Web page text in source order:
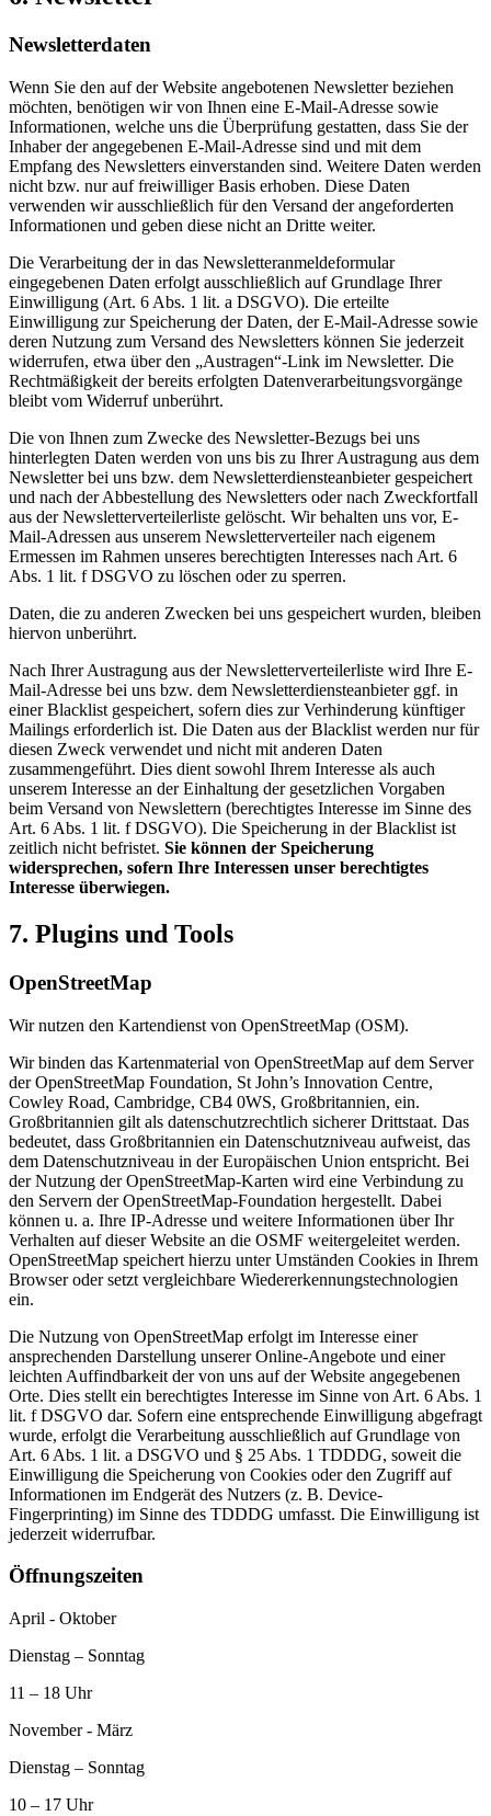
Newsletter­daten
Wenn Sie den auf der Website angebotenen Newsletter beziehen
möchten, benötigen wir von Ihnen eine E-Mail-Adresse sowie
Informationen, welche uns die Überprüfung gestatten, dass Sie der
Inhaber der angegebenen E-Mail-Adresse sind und mit dem
Empfang des Newsletters einverstanden sind. Weitere Daten werden
nicht bzw. nur auf freiwilliger Basis erhoben. Diese Daten
verwenden wir ausschließlich für den Versand der angeforderten
Informationen und geben diese nicht an Dritte weiter.
Die Verarbeitung der in das Newsletteranmeldeformular
eingegebenen Daten erfolgt ausschließlich auf Grundlage Ihrer
Einwilligung (Art. 6 Abs. 1 lit. a DSGVO). Die erteilte
Einwilligung zur Speicherung der Daten, der E-Mail-Adresse sowie
deren Nutzung zum Versand des Newsletters können Sie jederzeit
widerrufen, etwa über den „Austragen“-Link im Newsletter. Die
Rechtmäßigkeit der bereits erfolgten Datenverarbeitungsvorgänge
bleibt vom Widerruf unberührt.
Die von Ihnen zum Zwecke des Newsletter-Bezugs bei uns
hinterlegten Daten werden von uns bis zu Ihrer Austragung aus dem
Newsletter bei uns bzw. dem Newsletterdiensteanbieter gespeichert
und nach der Abbestellung des Newsletters oder nach Zweckfortfall
aus der Newsletterverteilerliste gelöscht. Wir behalten uns vor, E-
Mail-Adressen aus unserem Newsletterverteiler nach eigenem
Ermessen im Rahmen unseres berechtigten Interesses nach Art. 6
Abs. 1 lit. f DSGVO zu löschen oder zu sperren.
Daten, die zu anderen Zwecken bei uns gespeichert wurden, bleiben
hiervon unberührt.
Nach Ihrer Austragung aus der Newsletterverteilerliste wird Ihre E-
Mail-Adresse bei uns bzw. dem Newsletterdiensteanbieter ggf. in
einer Blacklist gespeichert, sofern dies zur Verhinderung künftiger
Mailings erforderlich ist. Die Daten aus der Blacklist werden nur für
diesen Zweck verwendet und nicht mit anderen Daten
zusammengeführt. Dies dient sowohl Ihrem Interesse als auch
unserem Interesse an der Einhaltung der gesetzlichen Vorgaben
beim Versand von Newslettern (berechtigtes Interesse im Sinne des
Art. 6 Abs. 1 lit. f DSGVO). Die Speicherung in der Blacklist ist
zeitlich nicht befristet. Sie können der Speicherung
widersprechen, sofern Ihre Interessen unser berechtigtes
Interesse überwiegen.
7. Plugins und Tools
OpenStreetMap
Wir nutzen den Kartendienst von OpenStreetMap (OSM).
Wir binden das Kartenmaterial von OpenStreetMap auf dem Server
der OpenStreetMap Foundation, St John’s Innovation Centre,
Cowley Road, Cambridge, CB4 0WS, Großbritannien, ein.
Großbritannien gilt als datenschutzrechtlich sicherer Drittstaat. Das
bedeutet, dass Großbritannien ein Datenschutzniveau aufweist, das
dem Datenschutzniveau in der Europäischen Union entspricht. Bei
der Nutzung der OpenStreetMap-Karten wird eine Verbindung zu
den Servern der OpenStreetMap-Foundation hergestellt. Dabei
können u. a. Ihre IP-Adresse und weitere Informationen über Ihr
Verhalten auf dieser Website an die OSMF weitergeleitet werden.
OpenStreetMap speichert hierzu unter Umständen Cookies in Ihrem
Browser oder setzt vergleichbare Wiedererkennungstechnologien
ein.
Die Nutzung von OpenStreetMap erfolgt im Interesse einer
ansprechenden Darstellung unserer Online-Angebote und einer
leichten Auffindbarkeit der von uns auf der Website angegebenen
Orte. Dies stellt ein berechtigtes Interesse im Sinne von Art. 6 Abs. 1
lit. f DSGVO dar. Sofern eine entsprechende Einwilligung abgefragt
wurde, erfolgt die Verarbeitung ausschließlich auf Grundlage von
Art. 6 Abs. 1 lit. a DSGVO und § 25 Abs. 1 TDDDG, soweit die
Einwilligung die Speicherung von Cookies oder den Zugriff auf
Informationen im Endgerät des Nutzers (z. B. Device-
Fingerprinting) im Sinne des TDDDG umfasst. Die Einwilligung ist
jederzeit widerrufbar.
Öffnungszeiten
April - Oktober
Dienstag – Sonntag
11 – 18 Uhr
November - März
Dienstag – Sonntag
10 – 17 Uhr